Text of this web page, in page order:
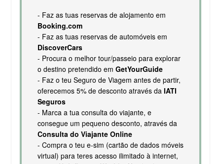
- Faz as tuas reservas de alojamento em
Booking.com
- Faz as tuas reservas de automóveis em
DiscoverCars
- Procura o melhor tour/passeio para explorar
o destino pretendido em GetYourGuide
- Faz o teu Seguro de Viagem antes de partir,
oferecemos 5% de desconto através da IATI
Seguros
- Marca a tua consulta do viajante, e
consegue um pequeno desconto, através da
Consulta do Viajante Online
- Compra o teu e-sim (cartão de dados móveis
virtual) para teres acesso ilimitado à internet,